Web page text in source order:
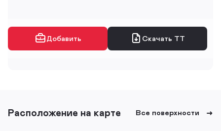
Добавить Скачать ТТ
Расположение на карте Все поверхности